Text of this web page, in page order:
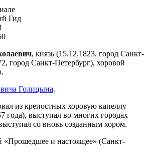
Гид
, князь (15.12.1823, город Санкт-
город Санкт-Петербург), хоровой
Голицына.
из крепостных хоровую капеллу
года), выступал во многих городах
со вновь созданным хором.
«Прошедшее и настоящее» (Санкт-